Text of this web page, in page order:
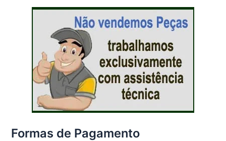
Formas de Pagamento